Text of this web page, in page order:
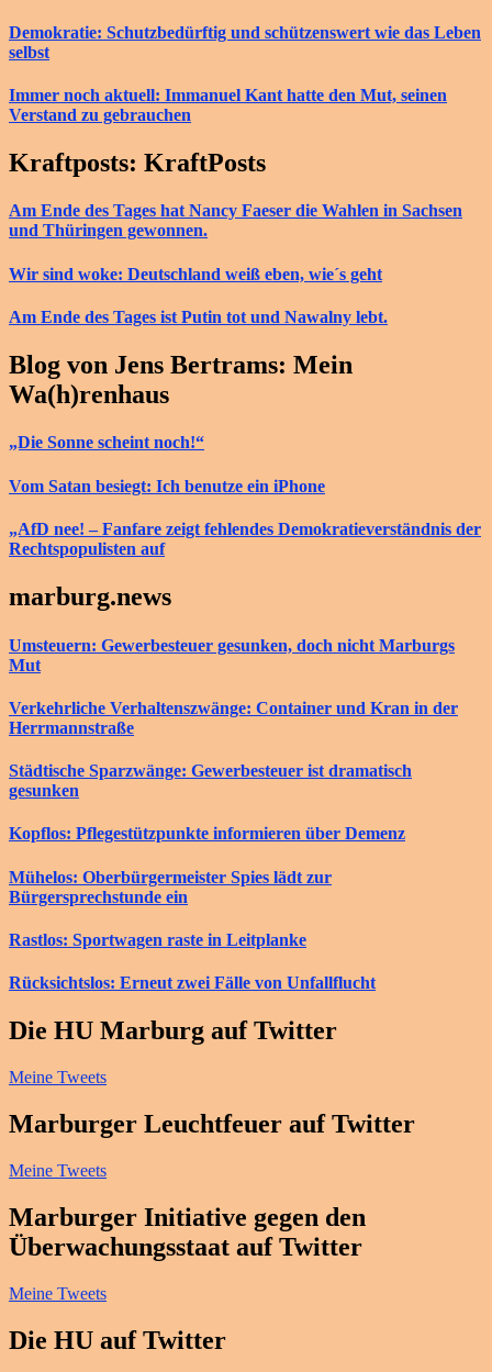
Demokratie: Schutzbedürftig und schützenswert wie das Leben
selbst
Immer noch aktuell: Immanuel Kant hatte den Mut, seinen
Verstand zu gebrauchen
Kraftposts: KraftPosts
Am Ende des Tages hat Nancy Faeser die Wahlen in Sachsen
und Thüringen gewonnen.
Wir sind woke: Deutschland weiß eben, wie´s geht
Am Ende des Tages ist Putin tot und Nawalny lebt.
Blog von Jens Bertrams: Mein
Wa(h)renhaus
„Die Sonne scheint noch!“
Vom Satan besiegt: Ich benutze ein iPhone
„AfD nee! – Fanfare zeigt fehlendes Demokratieverständnis der
Rechtspopulisten auf
marburg.news
Umsteuern: Gewerbesteuer gesunken, doch nicht Marburgs
Mut
Verkehrliche Verhaltenszwänge: Container und Kran in der
Herrmannstraße
Städtische Sparzwänge: Gewerbesteuer ist dramatisch
gesunken
Kopflos: Pflegestützpunkte informieren über Demenz
Mühelos: Oberbürgermeister Spies lädt zur
Bürgersprechstunde ein
Rastlos: Sportwagen raste in Leitplanke
Rücksichtslos: Erneut zwei Fälle von Unfallflucht
Die HU Marburg auf Twitter
Meine Tweets
Marburger Leuchtfeuer auf Twitter
Meine Tweets
Marburger Initiative gegen den
Überwachungsstaat auf Twitter
Meine Tweets
Die HU auf Twitter